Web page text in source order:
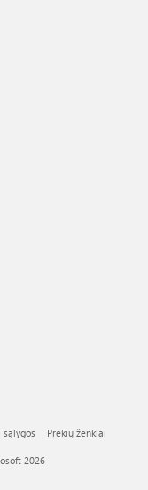
Prekių ženklai
2026